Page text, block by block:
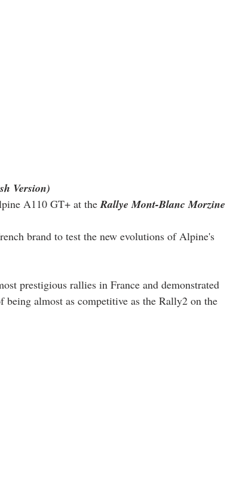
Version)
A110 GT+ at the Rallye Mont-Blanc Morzine
brand to test the new evolutions of Alpine's
prestigious rallies in France and demonstrated
almost as competitive as the Rally2 on the